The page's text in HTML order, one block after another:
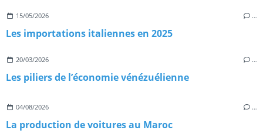
15/05/2026 …
Les importations italiennes en 2025
20/03/2026 …
Les piliers de l’économie vénézuélienne
04/08/2026 …
La production de voitures au Maroc